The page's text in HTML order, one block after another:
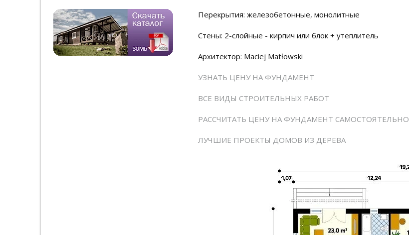
Перекрытия: железобетонные, монолитные
Стены: 2-слойные - кирпич или блок + утеплитель
Архитектор: Maciej Matłowski
УЗНАТЬ ЦЕНУ НА ФУНДАМЕНТ
ВСЕ ВИДЫ СТРОИТЕЛЬНЫХ РАБОТ
РАССЧИТАТЬ ЦЕНУ НА ФУНДАМЕНТ САМОСТОЯТЕЛЬНО
ЛУЧШИЕ ПРОЕКТЫ ДОМОВ ИЗ ДЕРЕВА